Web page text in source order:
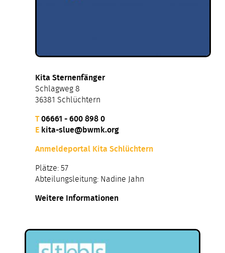
Kita Sternenfänger
Schlagweg 8
36381 Schlüchtern
T06661 - 600 898 0
E kita-slue@bwmk.org
Anmeldeportal Kita Schlüchtern
Plätze: 57
Abteilungsleitung: Nadine Jahn
Weitere Informationen